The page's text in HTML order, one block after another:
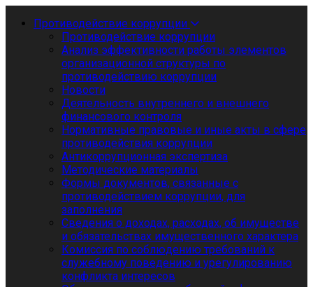
Противодействие коррупции
Противодействие коррупции
Анализ эффективности работы элементов
организационной структуры по
противодействию коррупции
Новости
Деятельность внутреннего и внешнего
финансового контроля
Нормативные правовые и иные акты в сфере
противодействия коррупции
Антикоррупционная экспертиза
Методические материалы
Формы документов, связанные с
противодействием коррупции, для
заполнения
Сведения о доходах, расходах, об имуществе
и обязательствах имущественного характера
Комиссия по соблюдению требований к
служебному поведению и урегулированию
конфликта интересов